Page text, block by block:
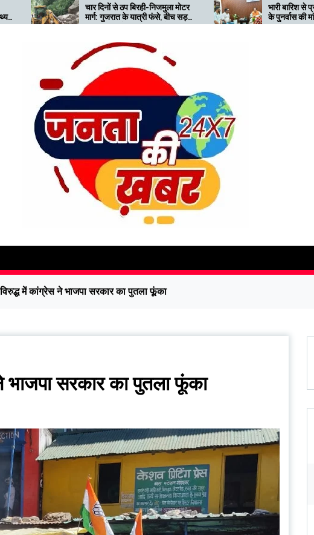
चार दिनों से ठप बिरही-निजमुला मोटर
मार्ग: गुजरात के यात्री फंसे, बीच सड़क
खराब खड़ी जेसीबी से बढ़ी परेशानी
भारी बारिश से प्रभावित ज्योतिर्मठ क्षेत्र
के पुनर्वास की मांग, प्रभारी मंत्री को
सौंपा ज्ञापन
में कांग्रेस ने भाजपा सरकार का पुतला फूंका
सरकार का पुतला फूंका